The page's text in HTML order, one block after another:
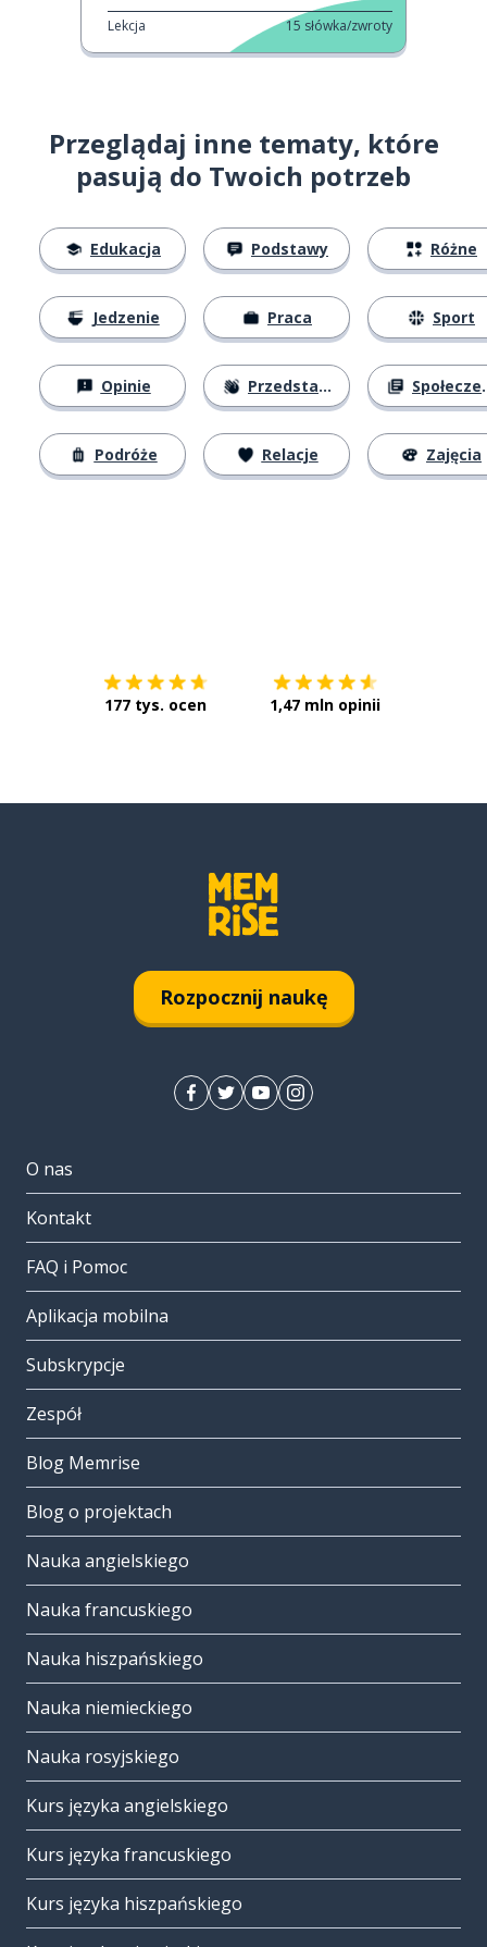
Lekcja 15 słówka/zwroty
Przeglądaj inne tematy, które
pasują do Twoich potrzeb
Edukacja
Jedzenie
Opinie
Podróże
Podstawy
Praca
Przedstawianie się
Relacje
Różne
Sport
Społeczeństwo
Zajęcia
177 tys. ocen 1,47 mln opinii
Rozpocznij naukę
O nas
Kontakt
FAQ i Pomoc
Aplikacja mobilna
Subskrypcje
Zespół
Blog Memrise
Blog o projektach
Nauka angielskiego
Nauka francuskiego
Nauka hiszpańskiego
Nauka niemieckiego
Nauka rosyjskiego
Kurs języka angielskiego
Kurs języka francuskiego
Kurs języka hiszpańskiego